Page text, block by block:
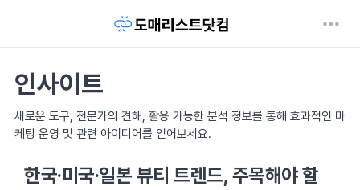
인사이트
새로운 도구, 전문가의 견해, 활용 가능한 분석 정보를 통해 효과적인 마
케팅 운영 및 관련 아이디어를 얻어보세요.
한국·미국·일본 뷰티 트렌드, 주목해야 할